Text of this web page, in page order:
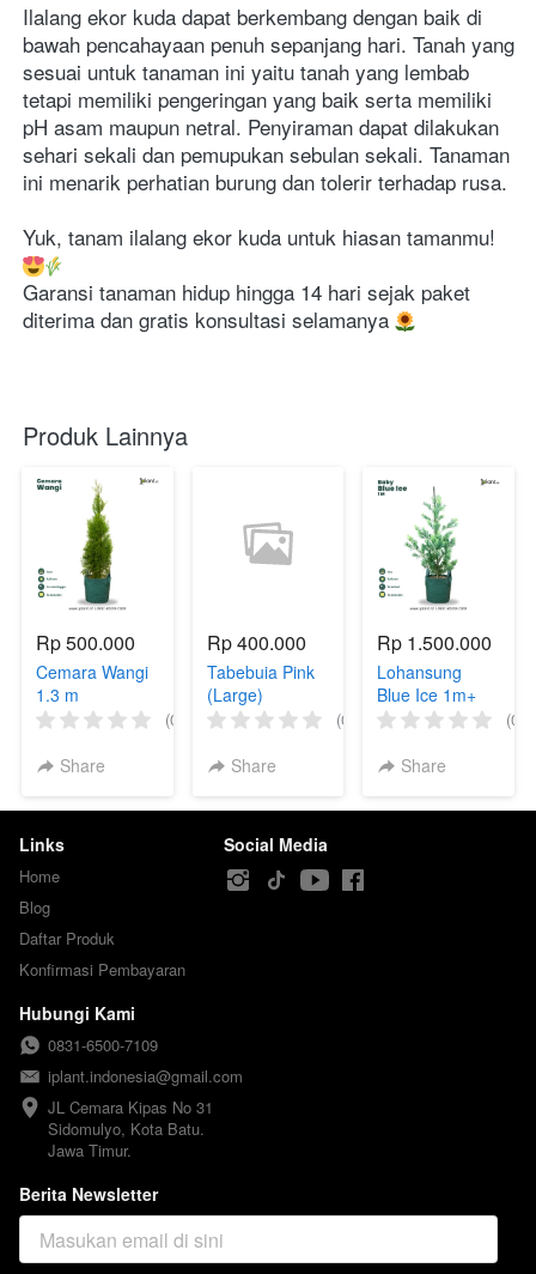
Ilalang ekor kuda dapat berkembang dengan baik di
bawah pencahayaan penuh sepanjang hari. Tanah yang
sesuai untuk tanaman ini yaitu tanah yang lembab
tetapi memiliki pengeringan yang baik serta memiliki
pH asam maupun netral. Penyiraman dapat dilakukan
sehari sekali dan pemupukan sebulan sekali. Tanaman
ini menarik perhatian burung dan tolerir terhadap rusa.
Garansi tanaman hidup hingga 14 hari sejak paket
diterima dan gratis konsultasi selamanya
Produk Lainnya
Rp 500.000
Cemara Wangi
1.3 m
(0)
Share
Rp 400.000
Tabebuia Pink
(Large)
(0)
Share
Rp 1.500.000
Lohansung
Blue Ice 1m+
(0)
Share
Links
Home
Blog
Daftar Produk
Konfirmasi Pembayaran
Social Media
Hubungi Kami
0831-6500-7109
iplant.indonesia@gmail.com
JL Cemara Kipas No 31
Sidomulyo, Kota Batu.
Jawa Timur.
Berita Newsletter